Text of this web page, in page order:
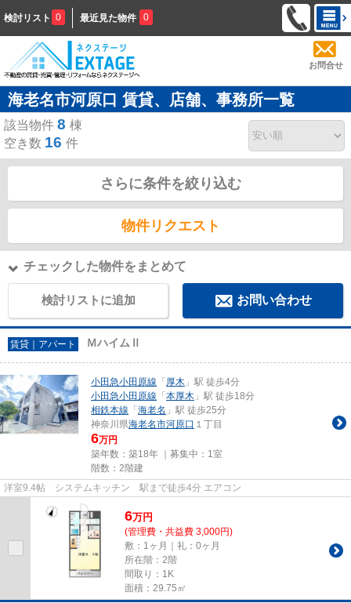
検討リスト 0 最近見た物件 0
お問合せ
海老名市河原口 賃貸、店舗、事務所一覧
該当物件 8 棟
空き数 16 件
さらに条件を絞り込む
物件リクエスト
チェックした物件をまとめて
検討リストに追加 お問い合わせ
賃貸｜アパート ＭハイムⅡ
小田急小田原線 「厚木 」駅 徒歩4分
小田急小田原線 「本厚木 」駅 徒歩18分
相鉄本線 「海老名 」駅 徒歩25分
神奈川県海老名市河原口 １丁目
6万円
築年数：築18年 ｜募集中： 1室
階数：2階建
洋室9.4帖 システムキッチン 駅まで徒歩4分 エアコン
6万円
(管理費・共益費 3,000円)
敷：1ヶ月｜礼：0ヶ月
所在階：2階
間取り：1K
面積：29.75㎡